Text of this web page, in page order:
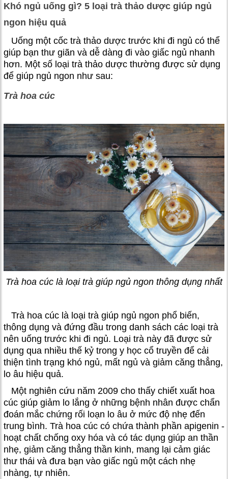
Khó ngủ uống gì? 5 loại trà thảo dược giúp ngủ
ngon hiệu quả
Uống một cốc trà thảo dược trước khi đi ngủ có thể
giúp bạn thư giãn và dễ dàng đi vào giấc ngủ nhanh
hơn. Một số loại trà thảo dược thường được sử dụng
để giúp ngủ ngon như sau:
Trà hoa cúc
Trà hoa cúc là loại trà giúp ngủ ngon thông dụng nhất
Trà hoa cúc là loại trà giúp ngủ ngon phổ biến,
thông dụng và đứng đầu trong danh sách các loại trà
nên uống trước khi đi ngủ. Loại trà này đã được sử
dụng qua nhiều thế kỷ trong y học cổ truyền để cải
thiện tình trạng khó ngủ, mất ngủ và giảm căng thẳng,
lo âu hiệu quả.
Một nghiên cứu năm 2009 cho thấy chiết xuất hoa
cúc giúp giảm lo lắng ở những bệnh nhân được chẩn
đoán mắc chứng rối loạn lo âu ở mức độ nhẹ đến
trung bình. Trà hoa cúc có chứa thành phần apigenin -
hoạt chất chống oxy hóa và có tác dụng giúp an thần
nhẹ, giảm căng thẳng thần kinh, mang lại cảm giác
thư thái và đưa bạn vào giấc ngủ một cách nhẹ
nhàng, tự nhiên.